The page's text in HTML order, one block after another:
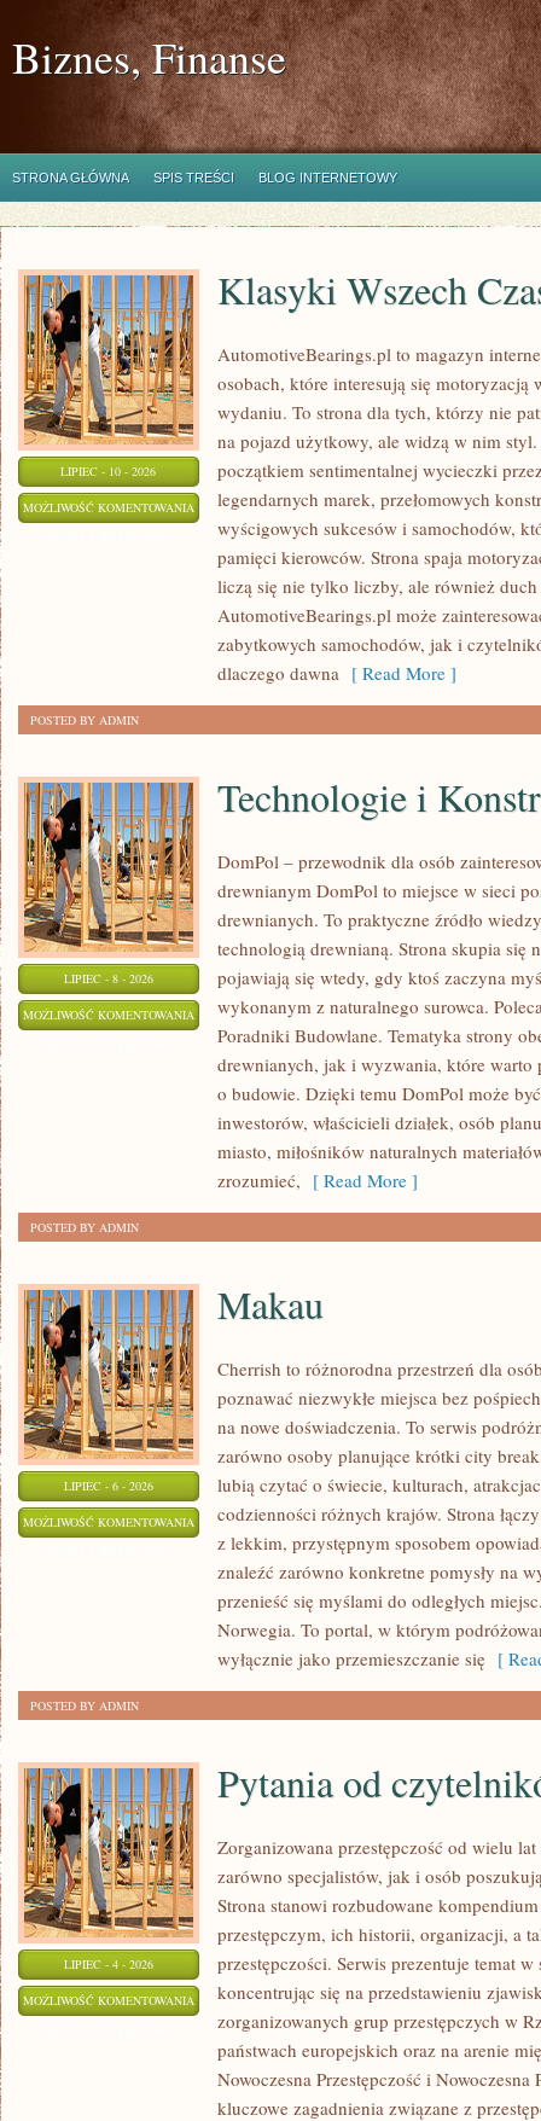
Biznes, Finanse
STRONA GŁÓWNA SPIS TREŚCI BLOG INTERNETOWY
LIPIEC - 10 - 2026
MOŻLIWOŚĆ KOMENTOWANIA KLASYKI
WSZECH
CZASÓW
Klasyki Wszech
AutomotiveBearings.pl to magazyn
osobach, które interesują się
wydaniu. To strona dla tych, którzy nie
na pojazd użytkowy, ale widzą w nim
początkiem sentimentalnej wycieczki
legendarnych marek, przełomowych
wyścigowych sukcesów i samochodów,
pamięci kierowców. Strona spaja
liczą się nie tylko liczby, ale również duch
AutomotiveBearings.pl może
zabytkowych samochodów, jak i
dlaczego dawna [ Read More ]
POSTED BY ADMIN
LIPIEC - 8 - 2026
MOŻLIWOŚĆ KOMENTOWANIA TECHNOLOGIE
KONSTRUKCJE
Technologie i
DomPol – przewodnik dla osób
drewnianym DomPol to miejsce w sieci
drewnianych. To praktyczne źródło
technologią drewnianą. Strona skupia się
pojawiają się wtedy, gdy ktoś zaczyna
wykonanym z naturalnego surowca.
Poradniki Budowlane. Tematyka strony
drewnianych, jak i wyzwania, które warto
o budowie. Dzięki temu DomPol może
inwestorów, właścicieli działek, osób
miasto, miłośników naturalnych
zrozumieć, [ Read More ]
POSTED BY ADMIN
LIPIEC - 6 - 2026
MOŻLIWOŚĆ KOMENTOWANIA MAKAU
Makau
Cherrish to różnorodna przestrzeń dla
poznawać niezwykłe miejsca bez
na nowe doświadczenia. To serwis
zarówno osoby planujące krótki city
lubią czytać o świecie, kulturach,
codzienności różnych krajów. Strona
z lekkim, przystępnym sposobem
znaleźć zarówno konkretne pomysły na
przenieść się myślami do odległych
Norwegia. To portal, w którym
wyłącznie jako przemieszczanie się [
POSTED BY ADMIN
LIPIEC - 4 - 2026
MOŻLIWOŚĆ KOMENTOWANIA PYTANIA
CZYTELNIKÓW
Pytania od
Zorganizowana przestępczość od wielu
zarówno specjalistów, jak i osób
Strona stanowi rozbudowane
przestępczym, ich historii, organizacji, a
przestępczości. Serwis prezentuje temat
koncentrując się na przedstawieniu
zorganizowanych grup przestępczych w
państwach europejskich oraz na arenie
Nowoczesna Przestępczość i Nowoczesna
kluczowe zagadnienia związane z